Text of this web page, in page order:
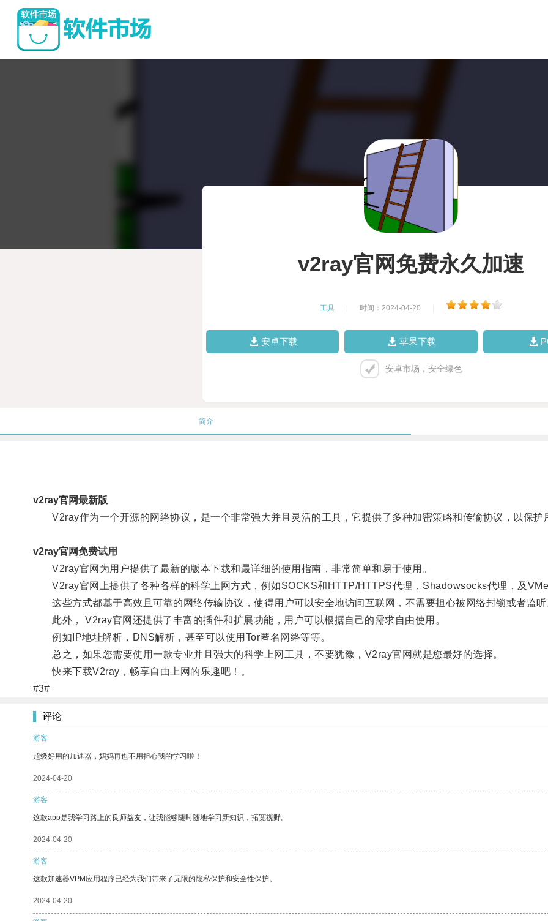
v2ray官网免费永久加速
工具 时间：2024-04-20
安卓下载 苹果下载
安卓市场，安全绿色
简介
v2ray官网最新版
V2ray作为一个开源的网络协议，是一个非常强大并且灵活的工具，它提供了多种加密策略和传输协议，以保护
v2ray官网免费试用
V2ray官网为用户提供了最新的版本下载和最详细的使用指南，非常简单和易于使用。
V2ray官网上提供了各种各样的科学上网方式，例如SOCKS和HTTP/HTTPS代理，Shadowsocks代理，及
这些方式都基于高效且可靠的网络传输协议，使得用户可以安全地访问互联网，不需要担心被网络封锁或者监听
此外， V2ray官网还提供了丰富的插件和扩展功能，用户可以根据自己的需求自由使用。
例如IP地址解析，DNS解析，甚至可以使用Tor匿名网络等等。
总之，如果您需要使用一款专业并且强大的科学上网工具，不要犹豫，V2ray官网就是您最好的选择。
快来下载V2ray，畅享自由上网的乐趣吧！。
#3#
评论
游客
超级好用的加速器，妈妈再也不用担心我的学习啦！
2024-04-20
游客
这款app是我学习路上的良师益友，让我能够随时随地学习新知识，拓宽视野。
2024-04-20
游客
这款加速器VPM应用程序已经为我们带来了无限的隐私保护和安全性保护。
2024-04-20